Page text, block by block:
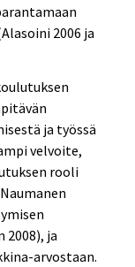
2006 ja
ja työssä
velvoite,
rooli
ja
arvostaan.